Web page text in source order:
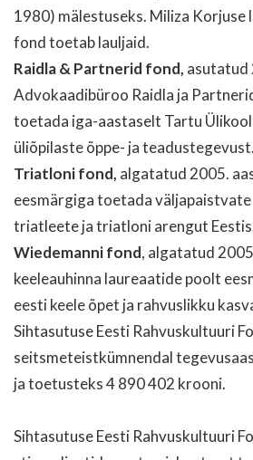
1980) mälestuseks. Miliza Korjuse
fond toetab lauljaid.
Raidla & Partnerid fond, asutatud
Advokaadibüroo Raidla ja
toetada iga-aastaselt Tartu
üliõpilaste õppe- ja teadustegevust.
Triatloni fond, algatatud 2005.
eesmärgiga toetada
triatleete ja triatloni arengut
Wiedemanni fond, algatatud
keeleauhinna laureaatide poolt
eesti keele õpet ja rahvuslikku
Sihtasutuse Eesti Rahvuskultuuri
seitsmeteistkümnendal
ja toetusteks 4 890 402 krooni.
Sihtasutuse Eesti Rahvuskultuuri